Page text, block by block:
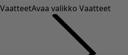
VaatteetAvaa valikko Vaatteet